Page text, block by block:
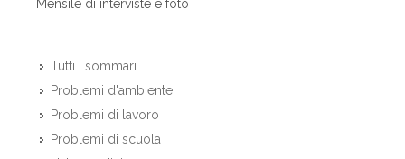
Mensile di interviste e foto
Tutti i sommari
Problemi d'ambiente
Problemi di lavoro
Problemi di scuola